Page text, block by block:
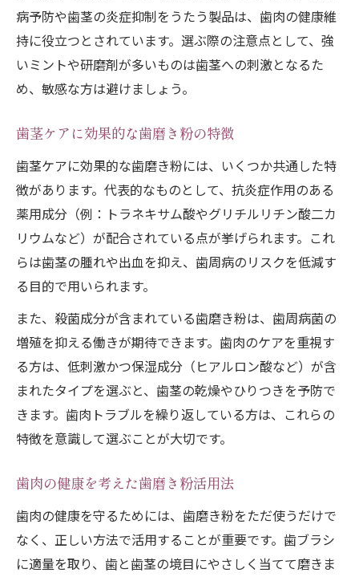
病予防や歯茎の炎症抑制をうたう製品は、歯肉の健康維
持に役立つとされています。選ぶ際の注意点として、強
いミントや研磨剤が多いものは歯茎への刺激となるた
め、敏感な方は避けましょう。
歯茎ケアに効果的な歯磨き粉の特徴
歯茎ケアに効果的な歯磨き粉には、いくつか共通した特
徴があります。代表的なものとして、抗炎症作用のある
薬用成分（例：トラネキサム酸やグリチルリチン酸二カ
リウムなど）が配合されている点が挙げられます。これ
らは歯茎の腫れや出血を抑え、歯周病のリスクを低減す
る目的で用いられます。
また、殺菌成分が含まれている歯磨き粉は、歯周病菌の
増殖を抑える働きが期待できます。歯肉のケアを重視す
る方は、低刺激かつ保湿成分（ヒアルロン酸など）が含
まれたタイプを選ぶと、歯茎の乾燥やひりつきを予防で
きます。歯肉トラブルを繰り返している方は、これらの
特徴を意識して選ぶことが大切です。
歯肉の健康を考えた歯磨き粉活用法
歯肉の健康を守るためには、歯磨き粉をただ使うだけで
なく、正しい方法で活用することが重要です。歯ブラシ
に適量を取り、歯と歯茎の境目にやさしく当てて磨きま